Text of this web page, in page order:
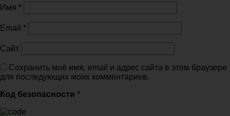
Имя *
Email *
Сайт
Сохранить моё имя, email и адрес сайта в этом браузере
для последующих моих комментариев.
Код безопасности *